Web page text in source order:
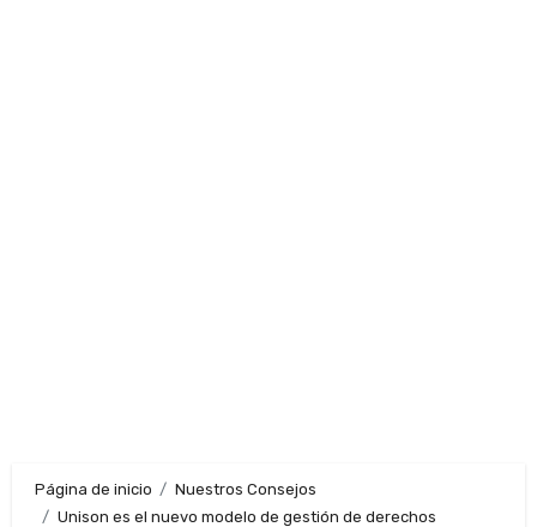
Página de inicio
Nuestros Consejos
Unison es el nuevo modelo de gestión de derechos